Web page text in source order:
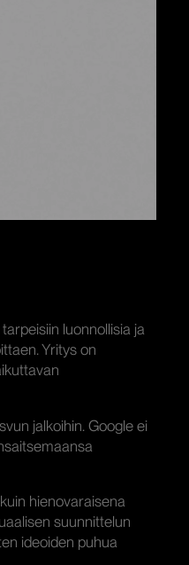
luonnollisia ja
Yritys on
jalkoihin. Google ei
hienovaraisena
suunnittelun
ideoiden puhua